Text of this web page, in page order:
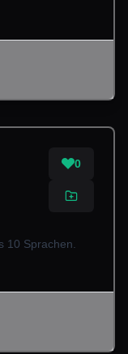
0
10 Sprachen.